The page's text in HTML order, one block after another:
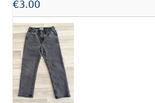
€3.00